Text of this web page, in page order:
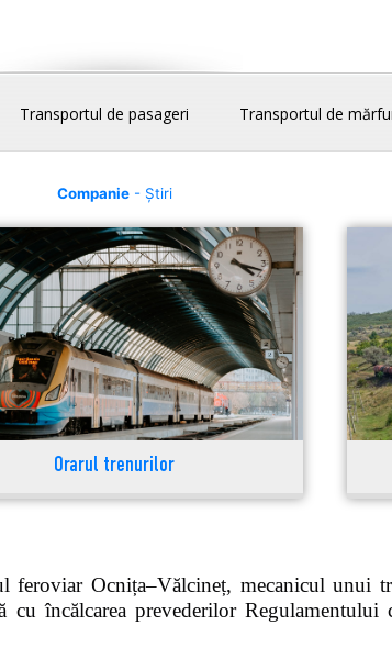
Transportul de pasageri Transportul de
Companie- Știri
Orarul trenurilor
Ocnița–Vălcineț, mecanicul unui
încălcarea prevederilor